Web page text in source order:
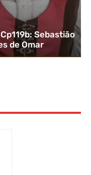
Sebastião
de Omar